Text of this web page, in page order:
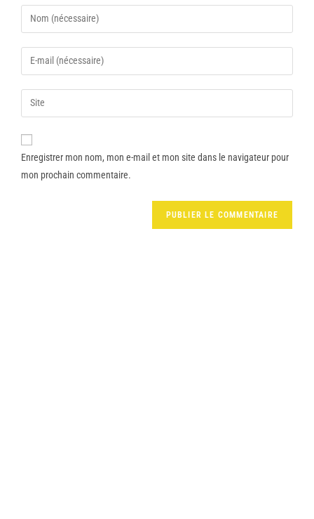
Enregistrer mon nom, mon e-mail et mon site dans le navigateur pour
mon prochain commentaire.